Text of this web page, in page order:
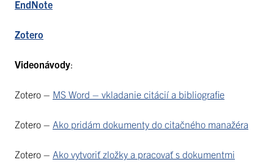
EndNote
Zotero
Videonávody:
Zotero – MS Word – vkladanie citácií a bibliografie
Zotero – Ako pridám dokumenty do citačného manažéra
Zotero – Ako vytvoriť zložky a pracovať s dokumentmi